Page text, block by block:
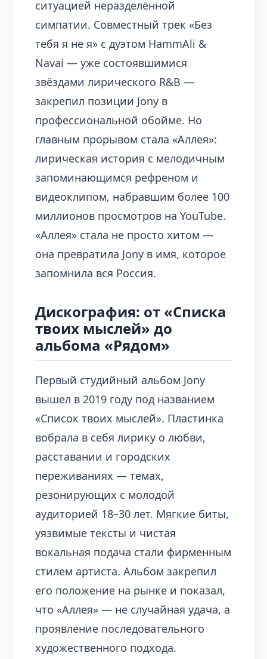
ситуацией неразделённой
симпатии. Совместный трек «Без
тебя я не я» с дуэтом HammAli &
Navai — уже состоявшимися
звёздами лирического R&B —
закрепил позиции Jony в
профессиональной обойме. Но
главным прорывом стала «Аллея»:
лирическая история с мелодичным
запоминающимся рефреном и
видеоклипом, набравшим более 100
миллионов просмотров на YouTube.
«Аллея» стала не просто хитом —
она превратила Jony в имя, которое
запомнила вся Россия.
Дискография: от «Списка
твоих мыслей» до
альбома «Рядом»
Первый студийный альбом Jony
вышел в 2019 году под названием
«Список твоих мыслей». Пластинка
вобрала в себя лирику о любви,
расставании и городских
переживаниях — темах,
резонирующих с молодой
аудиторией 18–30 лет. Мягкие биты,
уязвимые тексты и чистая
вокальная подача стали фирменным
стилем артиста. Альбом закрепил
его положение на рынке и показал,
что «Аллея» — не случайная удача, а
проявление последовательного
художественного подхода.